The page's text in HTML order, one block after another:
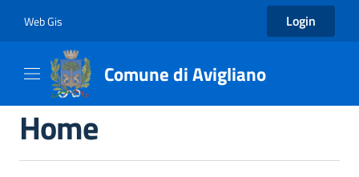
Web Gis Login
Comune di Avigliano
Home